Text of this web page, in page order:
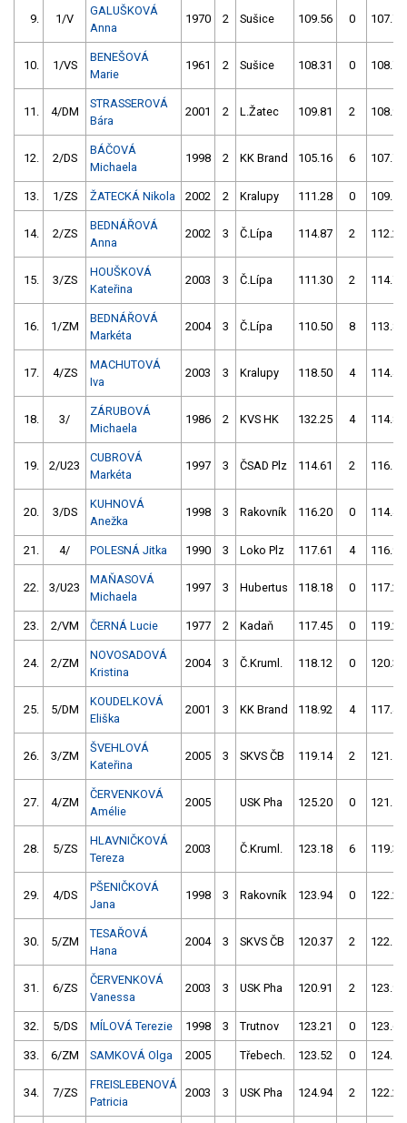
9. 1/V
GALUŠKOVÁ
Anna
1970 2 Sušice 109.56 0 107.74
10. 1/VS
BENEŠOVÁ
Marie
1961 2 Sušice 108.31 0 108.74
11. 4/DM
STRASSEROVÁ
Bára
2001 2 L.Žatec 109.81 2 108.95
12. 2/DS
BÁČOVÁ
Michaela
1998 2 KK Brand 105.16 6 107.73
13. 1/ZS ŽATECKÁ Nikola 2002 2 Kralupy 111.28 0 109.59
14. 2/ZS
BEDNÁŘOVÁ
Anna
2002 3 Č.Lípa 114.87 2 112.28
15. 3/ZS
HOUŠKOVÁ
Kateřina
2003 3 Č.Lípa 111.30 2 114.71
16. 1/ZM
BEDNÁŘOVÁ
Markéta
2004 3 Č.Lípa 110.50 8 113.86
17. 4/ZS
MACHUTOVÁ
Iva
2003 3 Kralupy 118.50 4 114.41
18. 3/
ZÁRUBOVÁ
Michaela
1986 2 KVS HK 132.25 4 114.88
19. 2/U23
CUBROVÁ
Markéta
1997 3 ČSAD Plz 114.61 2 116.17
20. 3/DS
KUHNOVÁ
Anežka
1998 3 Rakovník 116.20 0 114.47
21. 4/ POLESNÁ Jitka 1990 3 Loko Plz 117.61 4 116.90
22. 3/U23
MAŇASOVÁ
Michaela
1997 3 Hubertus 118.18 0 117.22
23. 2/VM ČERNÁ Lucie 1977 2 Kadaň 117.45 0 119.22
24. 2/ZM
NOVOSADOVÁ
Kristina
2004 3 Č.Kruml. 118.12 0 120.33
25. 5/DM
KOUDELKOVÁ
Eliška
2001 3 KK Brand 118.92 4 117.46
26. 3/ZM
ŠVEHLOVÁ
Kateřina
2005 3 SKVS ČB 119.14 2 121.18
27. 4/ZM
ČERVENKOVÁ
Amélie
2005 USK Pha 125.20 0 121.15
28. 5/ZS
HLAVNIČKOVÁ
Tereza
2003 Č.Kruml. 123.18 6 119.39
29. 4/DS
PŠENIČKOVÁ
Jana
1998 3 Rakovník 123.94 0 122.23
30. 5/ZM
TESAŘOVÁ
Hana
2004 3 SKVS ČB 120.37 2 122.59
31. 6/ZS
ČERVENKOVÁ
Vanessa
2003 3 USK Pha 120.91 2 123.90
32. 5/DS MÍLOVÁ Terezie 1998 3 Trutnov 123.21 0 123.61
33. 6/ZM SAMKOVÁ Olga 2005 Třebech. 123.52 0 124.11
34. 7/ZS
FREISLEBENOVÁ
Patricia
2003 3 USK Pha 124.94 2 122.21